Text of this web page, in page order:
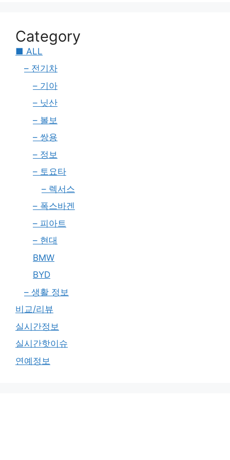
Category
■ ALL
– 전기차
– 기아
– 닛산
– 볼보
– 쌍용
– 정보
– 토요타
– 렉서스
– 폭스바겐
– 피아트
– 현대
BMW
BYD
– 생활 정보
비교/리뷰
실시간정보
실시간핫이슈
연예정보